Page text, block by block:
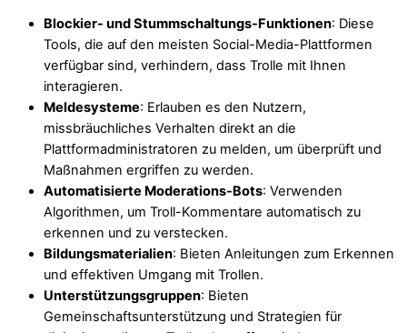
Blockier- und Stummschaltungs-Funktionen: Diese
Tools, die auf den meisten Social-Media-Plattformen
verfügbar sind, verhindern, dass Trolle mit Ihnen
interagieren.
Meldesysteme: Erlauben es den Nutzern,
missbräuchliches Verhalten direkt an die
Plattformadministratoren zu melden, um überprüft und
Maßnahmen ergriffen zu werden.
Automatisierte Moderations-Bots: Verwenden
Algorithmen, um Troll-Kommentare automatisch zu
erkennen und zu verstecken.
Bildungsmaterialien: Bieten Anleitungen zum Erkennen
und effektiven Umgang mit Trollen.
Unterstützungsgruppen: Bieten
Gemeinschaftsunterstützung und Strategien für